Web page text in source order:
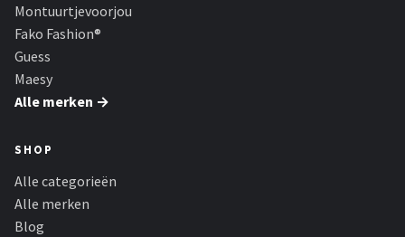
Montuurtjevoorjou
Fako Fashion®
Guess
Maesy
Alle merken →
SHOP
Alle categorieën
Alle merken
Blog